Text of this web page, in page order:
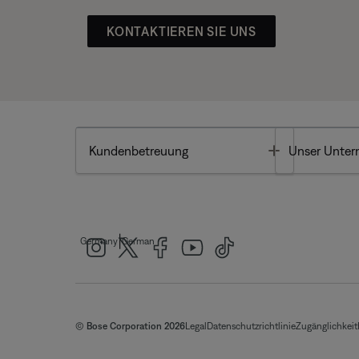
KONTAKTIEREN SIE UNS
Kundenbetreuung Toggle
Unser
Germany|German
© Bose Corporation 2026Legal DatenschutzrichtlinieZugänglichkeit